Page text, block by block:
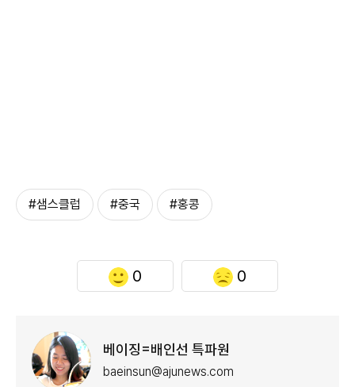
#샘스클럽 #중국 #홍콩
0 0
베이징=배인선 특파원
baeinsun@ajunews.com